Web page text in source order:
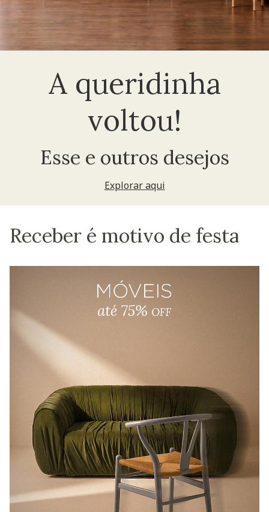
A queridinha
voltou!
Esse e outros desejos
Explorar aqui
Receber é motivo de festa